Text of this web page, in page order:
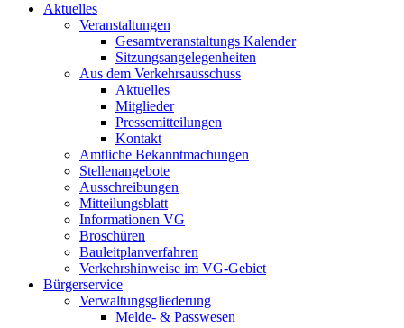
Aktuelles
Veranstaltungen
Gesamtveranstaltungs Kalender
Sitzungsangelegenheiten
Aus dem Verkehrsausschuss
Aktuelles
Mitglieder
Pressemitteilungen
Kontakt
Amtliche Bekanntmachungen
Stellenangebote
Ausschreibungen
Mitteilungsblatt
Informationen VG
Broschüren
Bauleitplanverfahren
Verkehrshinweise im VG-Gebiet
Bürgerservice
Verwaltungsgliederung
Melde- & Passwesen